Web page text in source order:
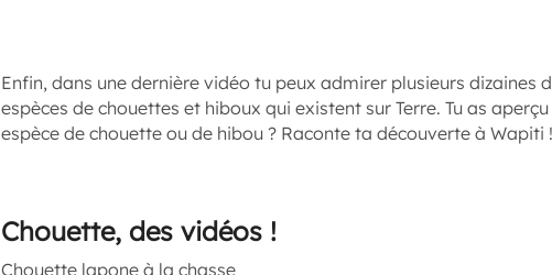
Enfin, dans une dernière vidéo tu peux admirer plusieurs dizaines
espèces de chouettes et hiboux qui existent sur Terre. Tu as
espèce de chouette ou de hibou ? Raconte ta découverte à Wapiti !
Chouette, des vidéos !
Chouette lapone à la chasse